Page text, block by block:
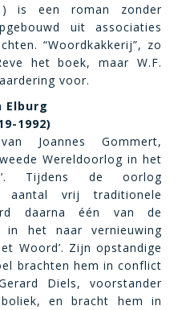
is een roman zonder
uit associaties
“Woordkakkerij”, zo
het boek, maar W.F.
voor.
Elburg
1992)
Joannes Gommert,
Wereldoorlog in het
Tijdens de oorlog
aantal vrij traditionele
daarna één van de
in het naar vernieuwing
Woord’. Zijn opstandige
brachten hem in conflict
Diels, voorstander
en bracht hem in